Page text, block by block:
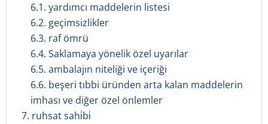
6.1. yardımcı maddelerin listesi
6.2. geçimsizlikler
6.3. raf ömrü
6.4. Saklamaya yönelik özel uyarılar
6.5. ambalajın niteliği ve içeriği
6.6. beşeri tıbbi üründen arta kalan maddelerin
imhası ve diğer özel önlemler
7. ruhsat sahi̇bi̇